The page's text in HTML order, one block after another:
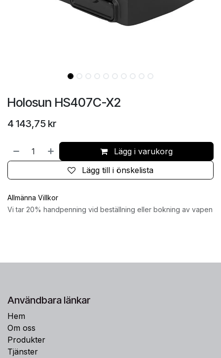
Holosun HS407C-X2
4 143,75 kr
Lägg i varukorg
Lägg till i önskelista
Allmänna Villkor
Vi tar 20% handpenning vid beställning eller bokning av vapen
Användbara länkar
Hem
Om oss
Produkter
Tjänster